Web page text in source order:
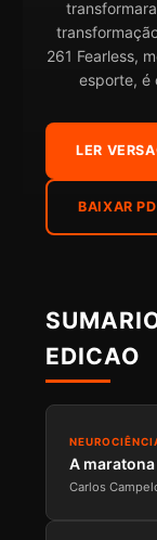
261 Fearless,
esporte, é
LER
BAIXAR
EDICAO
A
Carlos